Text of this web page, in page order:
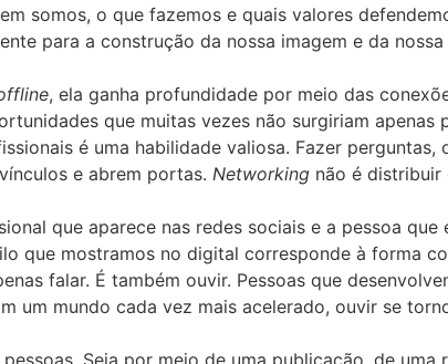
somos, o que fazemos e quais valores
para a construção da nossa imagem e da
, ela ganha profundidade por meio das
que muitas vezes não surgiriam apenas
é uma habilidade valiosa. Fazer
e abrem portas. Networking não é
que aparece nas redes sociais e a pessoa
que mostramos no digital corresponde à forma
falar. É também ouvir. Pessoas que
um mundo cada vez mais acelerado, ouvir se
Seja por meio de uma publicação, de